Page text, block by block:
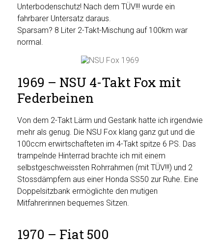
Unterbodenschutz! Nach dem TÜV!!! wurde ein
fahrbarer Untersatz daraus.
Sparsam? 8 Liter 2-Takt-Mischung auf 100km war
normal.
1969 – NSU 4-Takt Fox mit
Federbeinen
Von dem 2-Takt Lärm und Gestank hatte ich irgendwie
mehr als genug. Die NSU Fox klang ganz gut und die
100ccm erwirtschafteten im 4-Takt spitze 6 PS. Das
trampelnde Hinterrad brachte ich mit einem
selbstgeschweissten Rohrrahmen (mit TÜV!!!) und 2
Stossdämpfern aus einer Honda SS50 zur Ruhe. Eine
Doppelsitzbank ermöglichte den mutigen
Mitfahrerinnen bequemes Sitzen.
1970 – Fiat 500